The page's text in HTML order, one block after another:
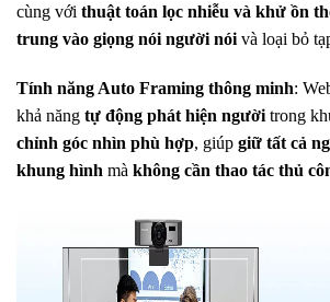
cùng với thuật toán lọc nhiễu và khử ồn
trung vào giọng nói người nói và loại bỏ
Tính năng Auto Framing thông minh:
khả năng tự động phát hiện ngườitrong
chỉnh góc nhìn phù hợp, giúp giữ tất cả
khung hình mà không cần thao tác thủ